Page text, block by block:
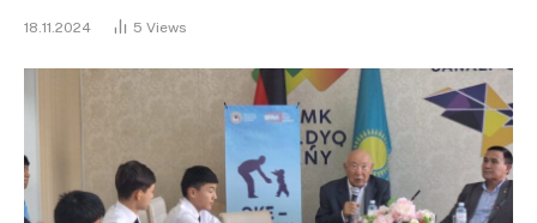
18.11.2024 5 Views